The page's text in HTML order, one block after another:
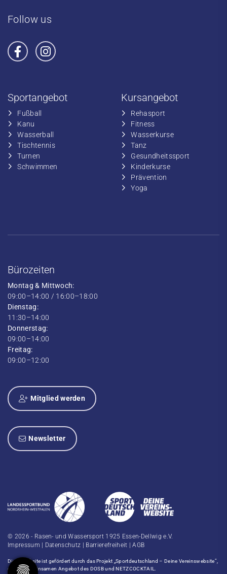
Follow us
Sportangebot
Fußball
​Kanu
​Wasserball
​Tischtennis
​​Turnen
​​Schwimmen
Kursangebot
​Rehasport
​​Fitness
​​Wasserkurse
​​Tanz
​Gesundheitssport
​Kinderkurse
Prävention
Yoga
Bürozeiten
Montag & Mittwoch:
09:00–14:00 / 16:00–18:00
Dienstag:
11:30–14:00
Donnerstag:
09:00–14:00
Freitag:
09:00–12:00
Mitglied werden
Newsletter
© 2026 - Rasen- und Wassersport 1925 Essen-Dellwig e.V.
Impressum
Datenschutz Barrierefreiheit |AGB
Diese Website ist gefördert durch das Projekt „Sportdeutschland – Deine Vereinswebsite”,
einem gemeinsamen Angebot des DOSB und NETZCOCKTAIL.